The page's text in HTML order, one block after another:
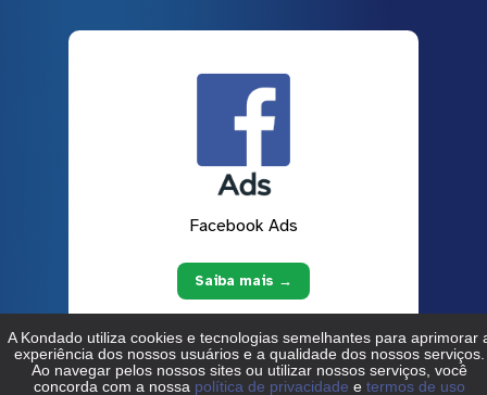
Facebook Ads
Saiba mais →